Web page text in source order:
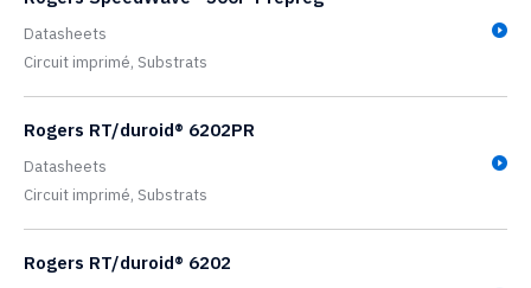
Datasheets
Circuit imprimé, Substrats
Rogers RT/duroid® 6202PR
Datasheets
Circuit imprimé, Substrats
Rogers RT/duroid® 6202